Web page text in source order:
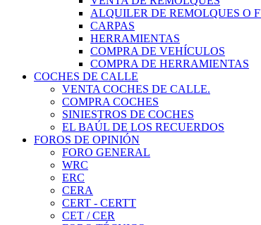
ALQUILER DE REMOLQUES O
CARPAS
HERRAMIENTAS
COMPRA DE VEHÍCULOS
COMPRA DE HERRAMIENTAS
COCHES DE CALLE
VENTA COCHES DE CALLE.
COMPRA COCHES
SINIESTROS DE COCHES
EL BAÚL DE LOS RECUERDOS
FOROS DE OPINIÓN
FORO GENERAL
WRC
ERC
CERA
CERT - CERTT
CET / CER